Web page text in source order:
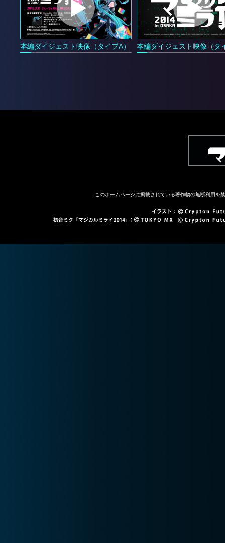
本編ダイジェスト映像（タイプA） 本編ダイジェスト映像（タ
このホームページに掲載されている著作物の無断利用